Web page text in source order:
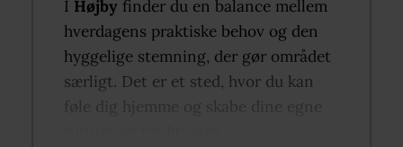
I Højby finder du en balance mellem
hverdagens praktiske behov og den
hyggelige stemning, der gør området
særligt. Det er et sted, hvor du kan
føle dig hjemme og skabe dine egne